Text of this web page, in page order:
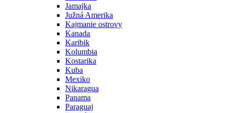
Jamajka
Južná Amerika
Kajmanie ostrovy
Kanada
Karibik
Kolumbia
Kostarika
Kuba
Mexiko
Nikaragua
Panama
Paraguaj